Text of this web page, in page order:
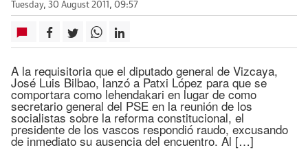
Tuesday, 30 August 2011, 09:57
A la requisitoria que el diputado general de Vizcaya,
José Luis Bilbao, lanzó a Patxi López para que se
comportara como lehendakari en lugar de como
secretario general del PSE en la reunión de los
socialistas sobre la reforma constitucional, el
presidente de los vascos respondió raudo, excusando
de inmediato su ausencia del encuentro. Al […]